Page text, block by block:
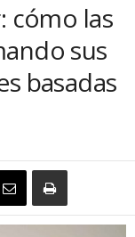
cómo las
sus
basadas